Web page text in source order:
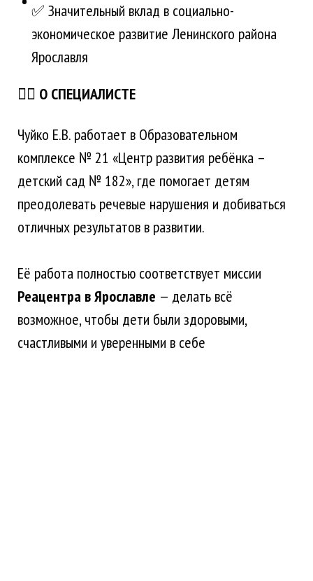
✅ Значительный вклад в социально-
экономическое развитие Ленинского района
Ярославля
👩‍⚕️ О СПЕЦИАЛИСТЕ
Чуйко Е.В. работает в Образовательном
комплексе № 21 «Центр развития ребёнка –
детский сад № 182», где помогает детям
преодолевать речевые нарушения и добиваться
отличных результатов в развитии.
Её работа полностью соответствует миссии
Реацентра в Ярославле — делать всё
возможное, чтобы дети были здоровыми,
счастливыми и уверенными в себе